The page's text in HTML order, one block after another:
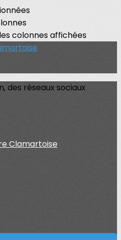
colonnes affichées
des réseaux sociaux